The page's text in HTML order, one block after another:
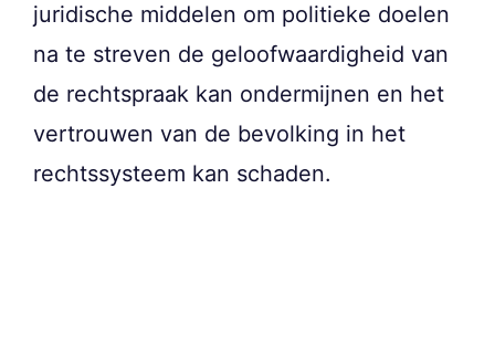
juridische middelen om politieke doelen
na te streven de geloofwaardigheid van
de rechtspraak kan ondermijnen en het
vertrouwen van de bevolking in het
rechtssysteem kan schaden.